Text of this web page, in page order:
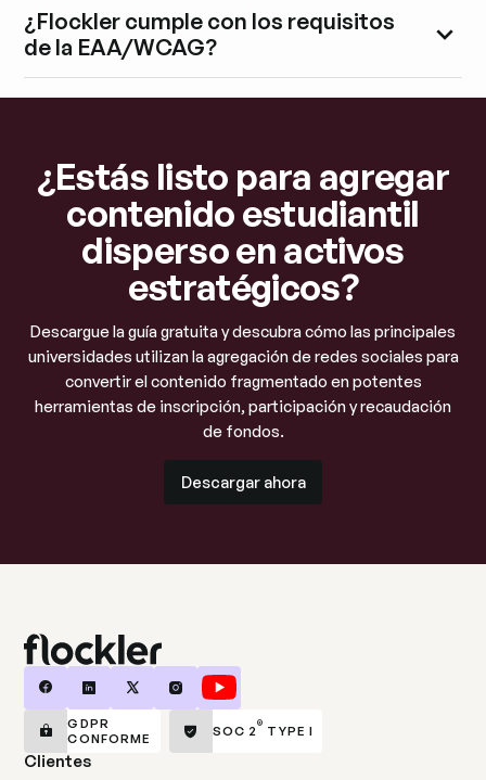
¿Flockler cumple con los requisitos
de la EAA/WCAG?
¿Estás listo para agregar
contenido estudiantil
disperso en activos
estratégicos?
Descargue la guía gratuita y descubra cómo las principales
universidades utilizan la agregación de redes sociales para
convertir el contenido fragmentado en potentes
herramientas de inscripción, participación y recaudación
de fondos.
Descargar ahora
GDPR
CONFORME
SOC 2 ® TYPE I
Clientes